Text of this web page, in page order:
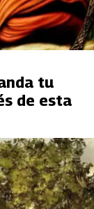
tu
de esta